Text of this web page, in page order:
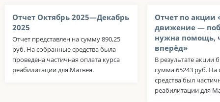
Отчет Октябрь 2025—Декабрь
2025
Отчет представлен на сумму 890,25
руб. На собранные средства была
проведена частичная оплата курса
реабилитации для Матвея.
Отчет по акции
движение —
нужна помощь,
вперёд»
В результате акции
сумма 65243 руб. На
средства был
реабилитации для